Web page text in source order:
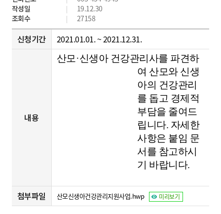
산
작성일
19.12.30
조회수
27158
신청기간 2021.01.01. ~ 2021.12.31.
내용
산모 ·신생아 건강관리사를 파견하
여 산모와 신생
아의 건강관리
를 돕고 경제적
부담을 줄여드
립니다. 자세한
사항은 붙임 문
서를 참고하시
기 바랍니다.
첨부파일 산모신생아건강관리지원사업.hwp 미리보기